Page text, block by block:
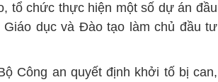
tổ chức thực hiện một số dự án đầu
dục và Đào tạo làm chủ đầu tư
Công an quyết định khởi tố bị can,